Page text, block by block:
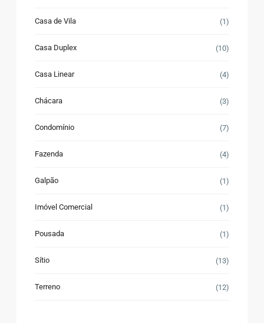
Casa de Vila (1)
Casa Duplex (10)
Casa Linear (4)
Chácara (3)
Condomínio (7)
Fazenda (4)
Galpão (1)
Imóvel Comercial (1)
Pousada (1)
Sítio (13)
Terreno (12)